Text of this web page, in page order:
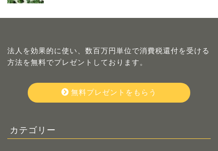
法人を効果的に使い、数百万円単位で消費税還付を受ける
方法を無料でプレゼントしております。
無料プレゼントをもらう
カテゴリー